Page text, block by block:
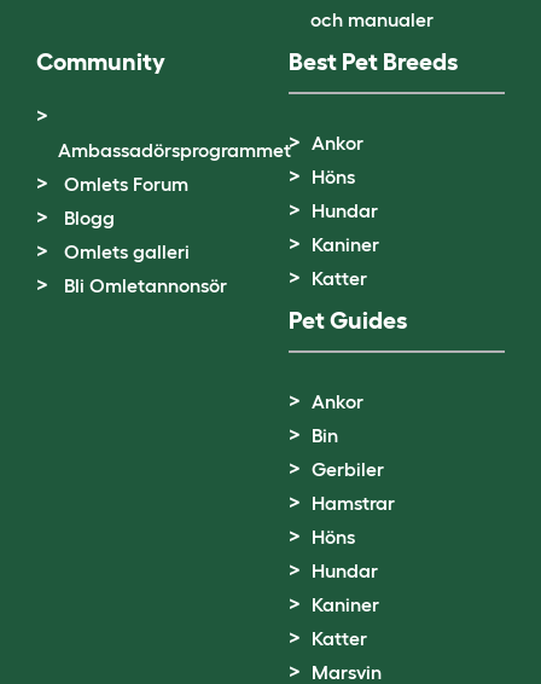
och manualer
Community
Ambassadörsprogrammet
Omlets Forum
Blogg
Omlets galleri
Bli Omletannonsör
Best Pet Breeds
Ankor
Höns
Hundar
Kaniner
Katter
Pet Guides
Ankor
Bin
Gerbiler
Hamstrar
Höns
Hundar
Kaniner
Katter
Marsvin